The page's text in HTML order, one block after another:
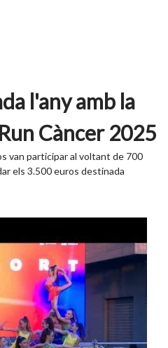
l'any amb la
Càncer 2025
van participar al voltant de 700
els 3.500 euros destinada